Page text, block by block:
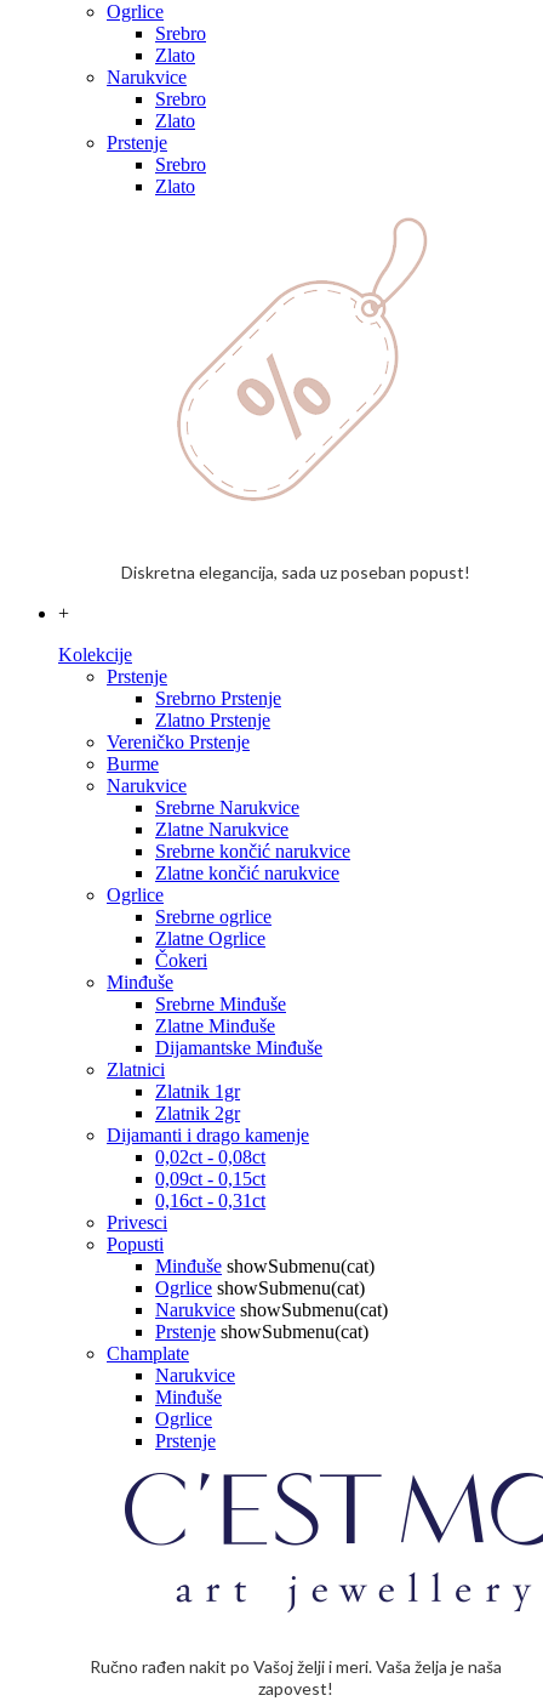
Ogrlice
Srebro
Zlato
Narukvice
Srebro
Zlato
Prstenje
Srebro
Zlato
Diskretna elegancija, sada uz poseban popust!
+
Kolekcije
Prstenje
Srebrno Prstenje
Zlatno Prstenje
Vereničko Prstenje
Burme
Narukvice
Srebrne Narukvice
Zlatne Narukvice
Srebrne končić narukvice
Zlatne končić narukvice
Ogrlice
Srebrne ogrlice
Zlatne Ogrlice
Čokeri
Minđuše
Srebrne Minđuše
Zlatne Minđuše
Dijamantske Minđuše
Zlatnici
Zlatnik 1gr
Zlatnik 2gr
Dijamanti i drago kamenje
0,02ct - 0,08ct
0,09ct - 0,15ct
0,16ct - 0,31ct
Privesci
Popusti
Minđuše showSubmenu(cat)
Ogrlice showSubmenu(cat)
Narukvice showSubmenu(cat)
Prstenje showSubmenu(cat)
Champlate
Narukvice
Minđuše
Ogrlice
Prstenje
Ručno rađen nakit po Vašoj želji i meri. Vaša želja je naša
zapovest!